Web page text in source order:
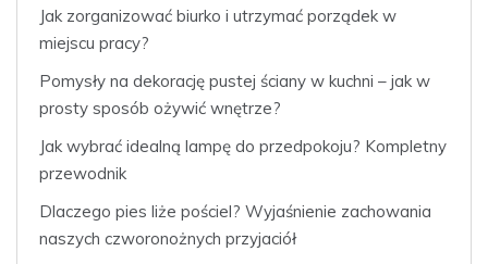
Jak zorganizować biurko i utrzymać porządek w
miejscu pracy?
Pomysły na dekorację pustej ściany w kuchni – jak w
prosty sposób ożywić wnętrze?
Jak wybrać idealną lampę do przedpokoju? Kompletny
przewodnik
Dlaczego pies liże pościel? Wyjaśnienie zachowania
naszych czworonożnych przyjaciół